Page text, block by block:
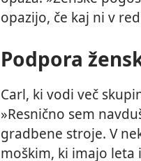
opazijo, če kaj ni v
Podpora
Carl, ki vodi več
»Resnično sem
gradbene stroje. V
moškim, ki imajo leta